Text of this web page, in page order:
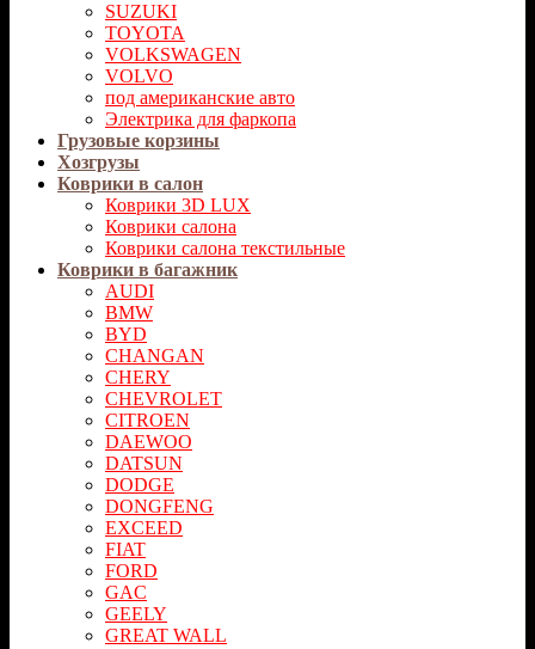
SUZUKI
TOYOTA
VOLKSWAGEN
VOLVO
под американские авто
Электрика для фаркопа
Грузовые корзины
Хозгрузы
Коврики в салон
Коврики 3D LUX
Коврики салона
Коврики салона текстильные
Коврики в багажник
AUDI
BMW
BYD
CHANGAN
CHERY
CHEVROLET
CITROEN
DAEWOO
DATSUN
DODGE
DONGFENG
EXCEED
FIAT
FORD
GAC
GEELY
GREAT WALL